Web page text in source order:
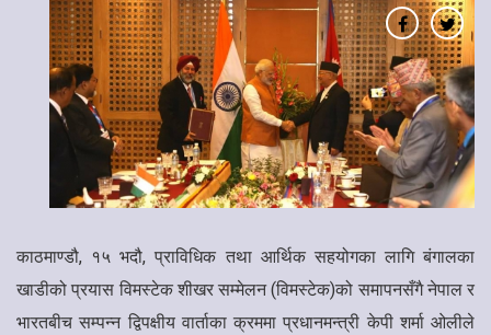
काठमाण्डौ, १५ भदौ, प्राविधिक तथा आर्थिक सहयोगका लागि बंगालका
खाडीको प्रयास विमस्टेक शीखर सम्मेलन (विमस्टेक)को समापनसँगै नेपाल र
भारतबीच सम्पन्न द्विपक्षीय वार्ताका क्रममा प्रधानमन्त्री केपी शर्मा ओलीले